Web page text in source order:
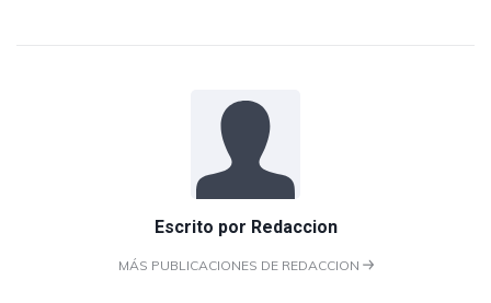
Escrito por Redaccion
MÁS PUBLICACIONES DE REDACCION